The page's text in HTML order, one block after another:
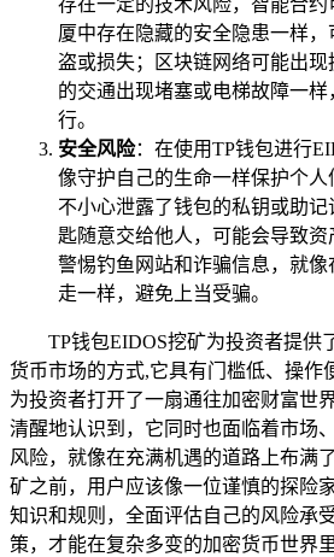
存在一定的技术风险，智能合
厦中存在隐藏的安全隐患一样
盗或损失；区块链网络可能出
的交通出现堵塞或电梯故障一
行。
安全风险：在使用TP钱包进行
像守护自己的生命一样保护个
不小心泄露了钱包的私钥或助
匙随意交给他人，可能会导致资
警惕钓鱼网站和诈骗信息，就
走一样，避免上当受骗。
TP钱包EIDOS挖矿为投资者提供
货币市场的方式,它具有门槛低、操作
为投资者打开了一扇通往加密财富世
清醒地认识到，它同时也面临着市场
风险，就像在充满机遇的道路上布满
矿之前，用户应该像一位谨慎的探险
知识和规则，全面评估自己的风险承
策，才能在复杂多变的加密货币世界